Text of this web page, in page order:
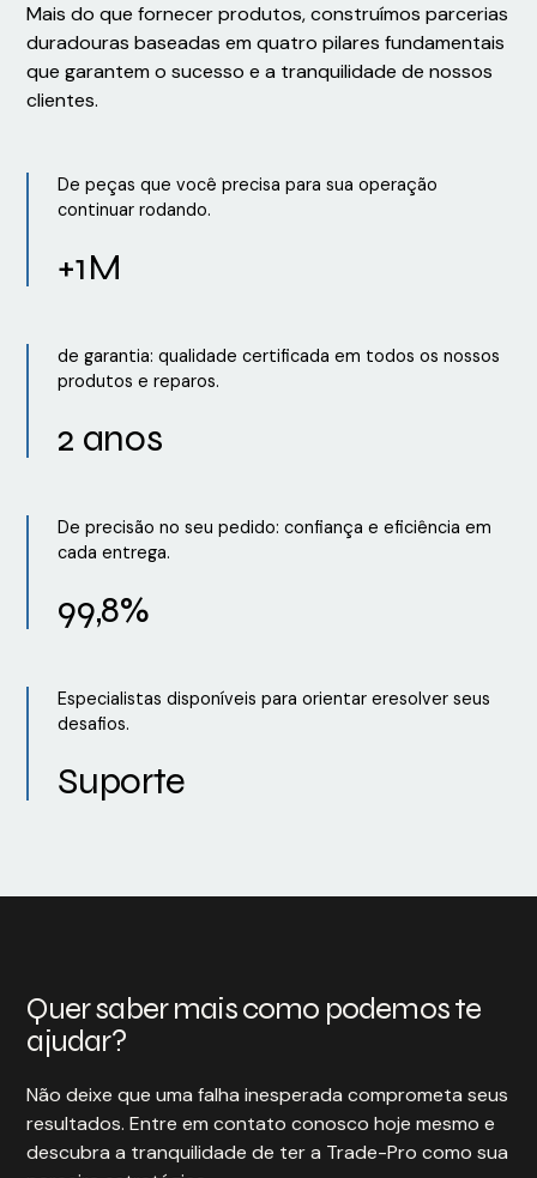
Mais do que fornecer produtos, construímos parcerias
duradouras baseadas em quatro pilares fundamentais
que garantem o sucesso e a tranquilidade de nossos
clientes.
De peças que você precisa para sua operação
continuar rodando.
+1M
de garantia: qualidade certificada em todos os nossos
produtos e reparos.
2 anos
De precisão no seu pedido: confiança e eficiência em
cada entrega.
99,8%
Especialistas disponíveis para orientar eresolver seus
desafios.
Suporte
Quer saber mais como podemos te
ajudar?
Não deixe que uma falha inesperada comprometa seus
resultados. Entre em contato conosco hoje mesmo e
descubra a tranquilidade de ter a Trade-Pro como sua